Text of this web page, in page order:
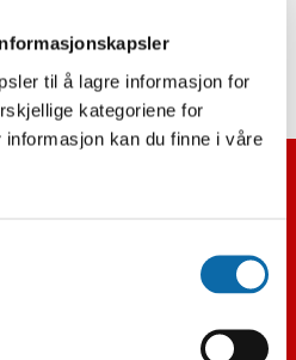
til å lagre informasjon for
kategoriene for
kan du finne i våre